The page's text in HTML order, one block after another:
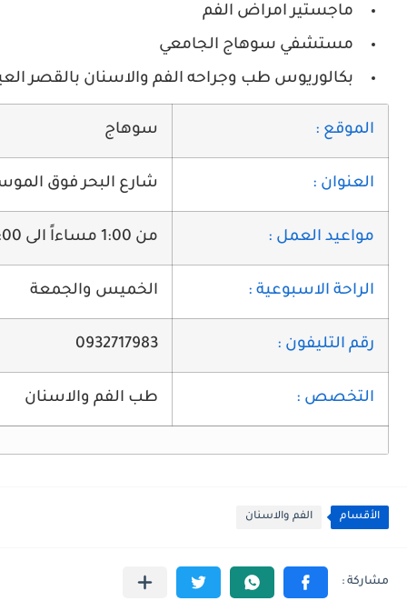
ماجستير امراض الفم
مستشفي سوهاج الجامعي
بكالوريوس طب وجراحه الفم والاسنان بالقصر
الموقع : سوهاج
العنوان : شارع البحر فوق
مواعيد العمل : من 1:00 مساءاً الى 4:00 مساء ومن 5:00 مساءاً الي 9:30 مساءاً
الراحة الاسبوعية : الخميس والجمعة
رقم التليفون : 0932717983
التخصص : طب الفم والاسنان
الأقسام الفم والاسنان